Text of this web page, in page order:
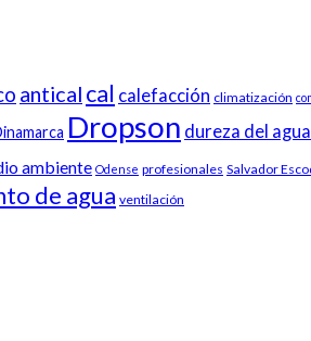
antical cal calefacción climatización
Dropson dureza del agua
ambiente Odense profesionales Salvador
de agua ventilación